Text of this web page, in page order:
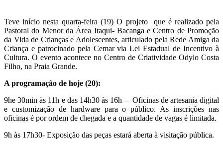
Teve início nesta quarta-feira (19) O projeto que é realizado pela
Pastoral do Menor da Área Itaqui- Bacanga e Centro de Promoção
da Vida de Crianças e Adolescentes, articulado pela Rede Amiga da
Criança e patrocinado pela Cemar via Lei Estadual de Incentivo à
Cultura. O evento acontece no Centro de Criatividade Odylo Costa
Filho, na Praia Grande.
A programação de hoje (20):
9he 30min às 11h e das 14h30 às 16h – Oficinas de artesania digital
e customização de hardware para o público. As inscrições nas
oficinas é por ordem de chegada e a quantidade de vagas é limitada.
9h às 17h30- Exposição das peças estará aberta à visitação pública.